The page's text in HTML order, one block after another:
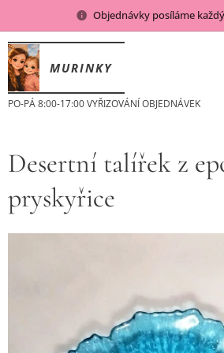
Objednávky posíláme
MURINKY
PO-PÁ 8:00-17:00 VYŘIZOVÁNÍ OBJEDNÁVEK
Desertní talířek z
pryskyřice